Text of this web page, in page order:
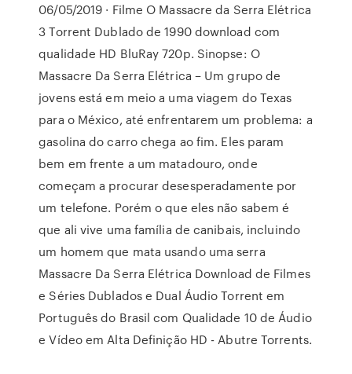
06/05/2019 · Filme O Massacre da Serra Elétrica
3 Torrent Dublado de 1990 download com
qualidade HD BluRay 720p. Sinopse: O
Massacre Da Serra Elétrica – Um grupo de
jovens está em meio a uma viagem do Texas
para o México, até enfrentarem um problema: a
gasolina do carro chega ao fim. Eles param
bem em frente a um matadouro, onde
começam a procurar desesperadamente por
um telefone. Porém o que eles não sabem é
que ali vive uma família de canibais, incluindo
um homem que mata usando uma serra
Massacre Da Serra Elétrica Download de Filmes
e Séries Dublados e Dual Áudio Torrent em
Português do Brasil com Qualidade 10 de Áudio
e Vídeo em Alta Definição HD - Abutre Torrents.